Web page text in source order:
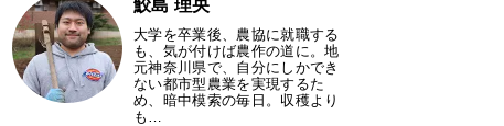
鮫島 理央
大学を卒業後、農協に就職する
も、気が付けば農作の道に。地
元神奈川県で、自分にしかでき
ない都市型農業を実現するた
め、暗中模索の毎日。収穫より
も…